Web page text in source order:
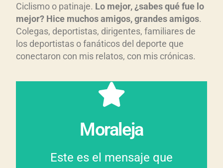
Ciclismo o patinaje. Lo mejor, ¿sabes qué fue lo
mejor? Hice muchos amigos, grandes amigos.
Colegas, deportistas, dirigentes, familiares de
los deportistas o fanáticos del deporte que
conectaron con mis relatos, con mis crónicas.
Moraleja
Este es el mensaje que
carece de sentido si no lo
compartes con otros. Ese es
tu legado y transmitirlo es tu
responsabilidad.